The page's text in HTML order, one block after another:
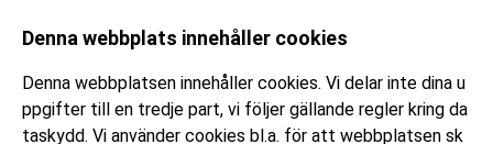
Denna webbplats innehåller cookies
Denna webbplatsen innehåller cookies. Vi delar inte dina u
ppgifter till en tredje part, vi följer gällande regler kring da
taskydd. Vi använder cookies bl.a. för att webbplatsen sk